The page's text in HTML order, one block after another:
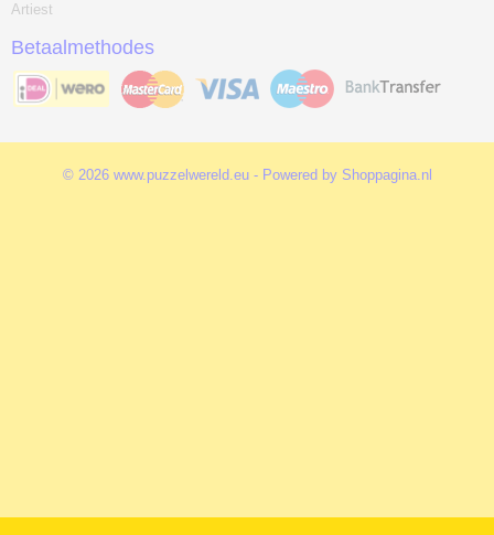
Artiest
Betaalmethodes
© 2026 www.puzzelwereld.eu - Powered by Shoppagina.nl